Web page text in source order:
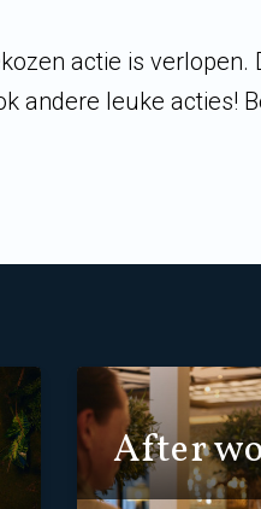
actie is verlopen.
andere leuke acties!
After